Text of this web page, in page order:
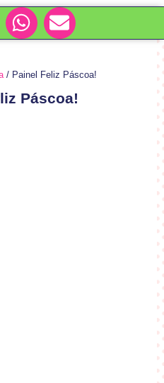
/ Painel Feliz Páscoa!
Páscoa!